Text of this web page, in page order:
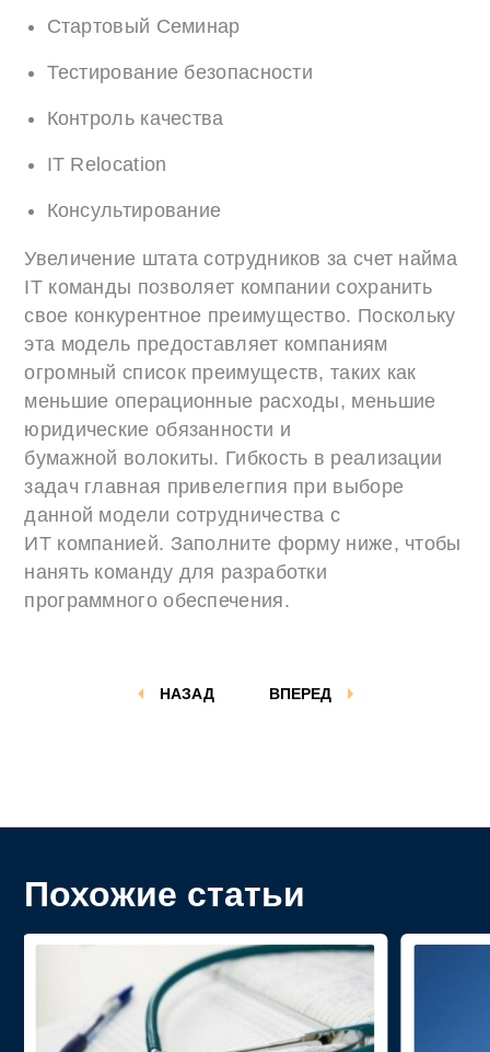
Стартовый Семинар
Тестирование безопасности
Контроль качества
IT Relocation
Консультирование
Увеличение штата сотрудников за счет найма
IT команды позволяет компании сохранить
свое конкурентное преимущество. Поскольку
эта модель предоставляет компаниям
огромный список преимуществ, таких как
меньшие операционные расходы, меньшие
юридические обязанности и
бумажной волокиты. Гибкость в реализации
задач главная привелегпия при выборе
данной модели сотрудничества с
ИТ компанией. Заполните форму ниже, чтобы
нанять команду для разработки
программного обеспечения.
ВПЕРЕД
НАЗАД
Похожие статьи